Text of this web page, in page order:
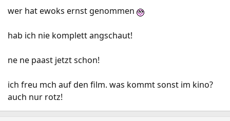
wer hat ewoks ernst genommen
hab ich nie komplett angschaut!
ne ne paast jetzt schon!
ich freu mch auf den film. was kommt sonst im kino?
auch nur rotz!